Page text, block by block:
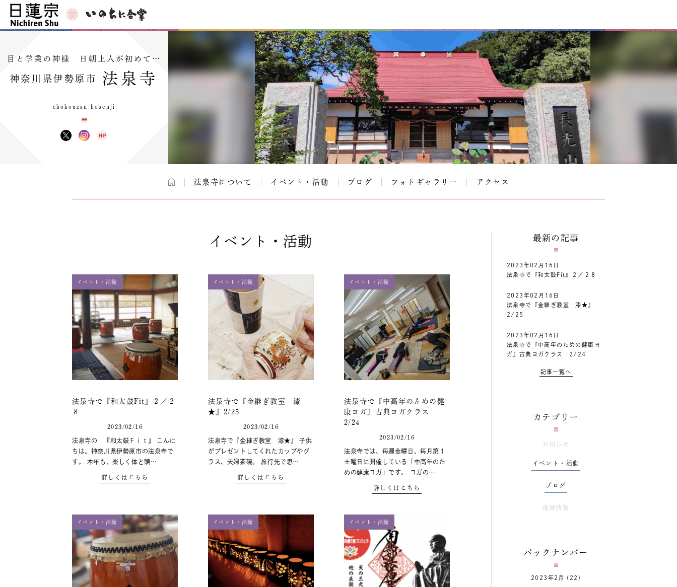
目と学業の神様 日朝上人が初めて…
神奈川県伊勢原市 法泉寺
chokouzan hosenji
法泉寺について イベント・活動 ブログ フォトギャラリー アクセス
イベント・活動
イベント・活動
法泉寺で『和太鼓Fit』２／２
８
2023/02/16
法泉寺の 『和太鼓Ｆｉｔ』 こんに
ちは。神奈川県伊勢原市の法泉寺で
す。 本年も、楽しく体と頭…
詳しくはこちら
イベント・活動
法泉寺で『金継ぎ教室 漆
★』2/25
2023/02/16
法泉寺で『金継ぎ教室 漆★』 子供
がプレゼントしてくれたカップやグ
ラス、夫婦茶碗。 旅行先で思…
詳しくはこちら
イベント・活動
法泉寺で『中高年のための健
康ヨガ』古典ヨガクラス
2/24
2023/02/16
法泉寺では、毎週金曜日、毎月第１
土曜日に開催している「中高年のた
めの健康ヨガ」です。 ヨガの…
詳しくはこちら
イベント・活動 イベント・活動 イベント・活動
最新の記事
2023年02月16日
法泉寺で『和太鼓Fit』２／２８
2023年02月16日
法泉寺で『金継ぎ教室 漆★』
2/25
2023年02月16日
法泉寺で『中高年のための健康ヨ
ガ』古典ヨガクラス 2/24
記事一覧へ
カテゴリー
お知らせ
イベント・活動
ブログ
地域情報
バックナンバー
2023年2月 (22)